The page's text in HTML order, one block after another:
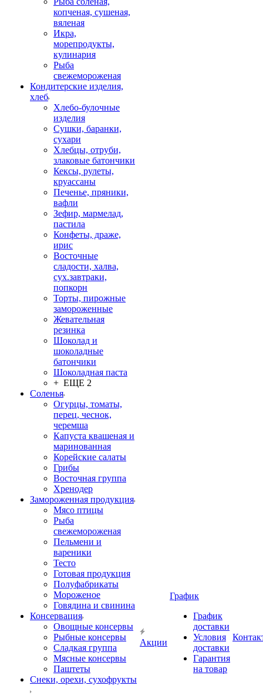
копченая, сушеная,
вяленая
Икра,
морепродукты,
кулинария
Рыба
свежемороженая
Кондитерские изделия,
хлеб
Хлебо-булочные
изделия
Сушки, баранки,
сухари
Хлебцы, отруби,
злаковые батончики
Кексы, рулеты,
круассаны
Печенье, пряники,
вафли
Зефир, мармелад,
пастила
Конфеты, драже,
ирис
Восточные
сладости, халва,
сух.завтраки,
попкорн
Торты, пирожные
замороженные
Жевательная
резинка
Шоколад и
шоколадные
батончики
Шоколадная паста
+ ЕЩЕ 2
Соленья
Огурцы, томаты,
перец, чеснок,
черемша
Капуста квашеная и
маринованная
Корейские салаты
Грибы
Восточная группа
Хренодер
Замороженная продукция
Мясо птицы
Рыба
свежемороженая
Пельмени и
вареники
Тесто
Готовая продукция
Полуфабрикаты
Мороженое
Говядина и свинина
Консервация
Овощные консервы
Рыбные консервы
Сладкая группа
Мясные консервы
Паштеты
Снеки, орехи, сухофрукты
Акции
График
График
доставки
Условия
доставки
Гарантия
на товар